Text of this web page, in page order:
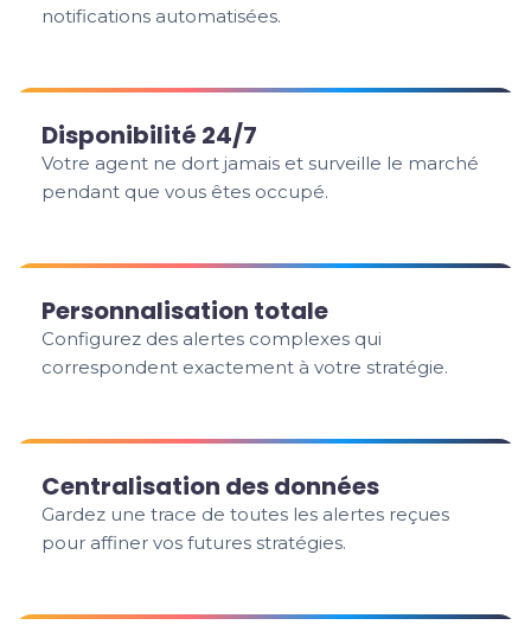
notifications automatisées.
Disponibilité 24/7
Votre agent ne dort jamais et surveille le marché
pendant que vous êtes occupé.
Personnalisation totale
Configurez des alertes complexes qui
correspondent exactement à votre stratégie.
Centralisation des données
Gardez une trace de toutes les alertes reçues
pour affiner vos futures stratégies.